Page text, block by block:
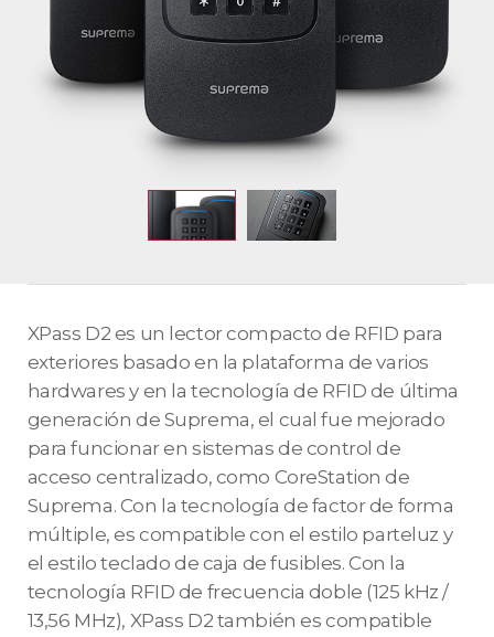
XPass D2 es un lector compacto de RFID para
exteriores basado en la plataforma de varios
hardwares y en la tecnología de RFID de última
generación de Suprema, el cual fue mejorado
para funcionar en sistemas de control de
acceso centralizado, como CoreStation de
Suprema. Con la tecnología de factor de forma
múltiple, es compatible con el estilo parteluz y
el estilo teclado de caja de fusibles. Con la
tecnología RFID de frecuencia doble (125 kHz /
13,56 MHz), XPass D2 también es compatible